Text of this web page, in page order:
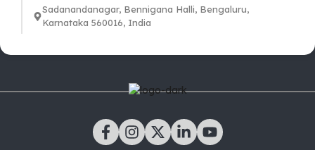
Sadanandanagar, Bennigana Halli, Bengaluru,
Karnataka 560016, India